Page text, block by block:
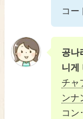
コー
공나
니게
チ
ン
コ